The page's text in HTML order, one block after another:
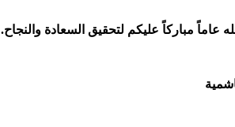
عاماً مباركاً عليكم لتحقيق السعادة والنجاح.